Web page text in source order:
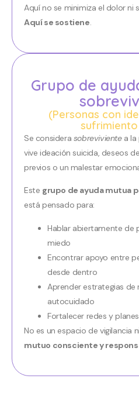
Aquí no se minimiza el dolor ni
Aquí se sostiene.
Grupo de
(Personas con
Se considera sobrevivientea la
vive ideación suicida, deseos
previos o un malestar
Este grupo de ayuda mutua
está pensado para:
Hablar abiertamente de
miedo
Encontrar apoyo entre
desde dentro
Aprender estrategias de
autocuidado
Fortalecer redes y
No es un espacio de vigilancia
mutuo consciente y